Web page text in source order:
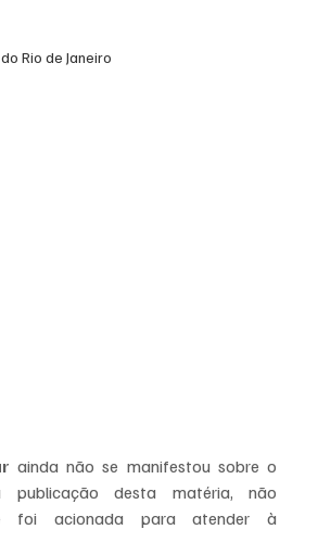
Rio de Janeiro
ainda não se manifestou sobre o
desta matéria, não
foi acionada para atender à